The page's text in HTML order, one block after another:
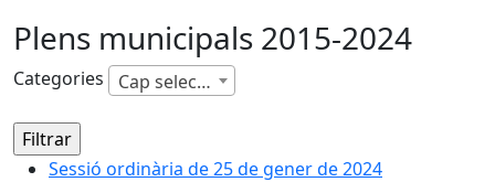
Plens municipals 2015-2024
Categories Cap selecció
Sessió ordinària de 25 de gener de 2024